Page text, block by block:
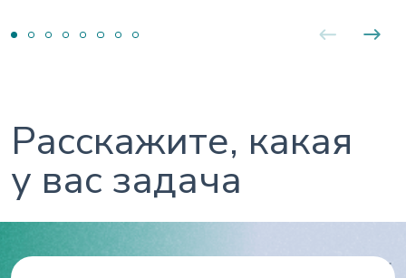
Расскажите, какая
у вас задача